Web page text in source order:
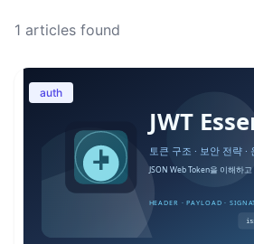
1 articles found
auth